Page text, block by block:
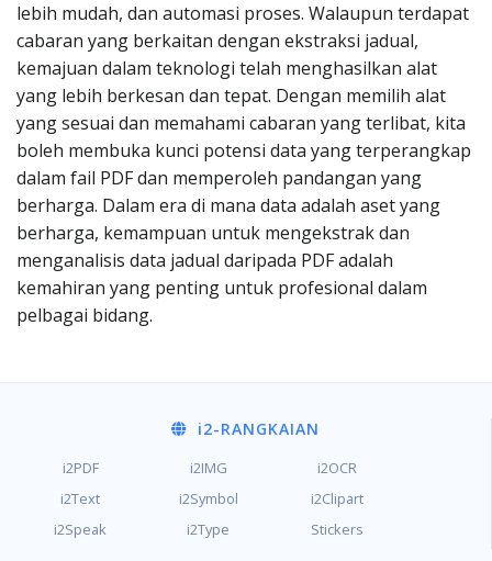
lebih mudah, dan automasi proses. Walaupun terdapat
cabaran yang berkaitan dengan ekstraksi jadual,
kemajuan dalam teknologi telah menghasilkan alat
yang lebih berkesan dan tepat. Dengan memilih alat
yang sesuai dan memahami cabaran yang terlibat, kita
boleh membuka kunci potensi data yang terperangkap
dalam fail PDF dan memperoleh pandangan yang
berharga. Dalam era di mana data adalah aset yang
berharga, kemampuan untuk mengekstrak dan
menganalisis data jadual daripada PDF adalah
kemahiran yang penting untuk profesional dalam
pelbagai bidang.
i2-RANGKAIAN
i2PDF i2IMG
i2OCR
i2Text
i2Symbol
i2Clipart
i2Speak
i2Type Stickers